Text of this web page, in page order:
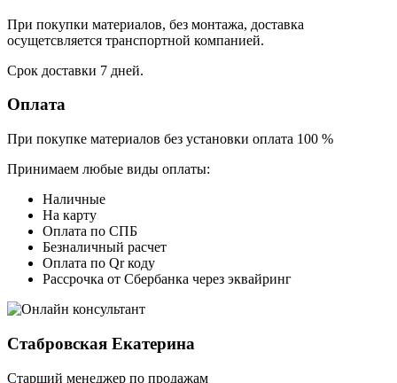
При покупки материалов, без монтажа, доставка
осущетсвляется транспортной компанией.
Срок доставки 7 дней.
Оплата
При покупке материалов без установки оплата 100 %
Принимаем любые виды оплаты:
Наличные
На карту
Оплата по СПБ
Безналичный расчет
Оплата по Qr коду
Рассрочка от Сбербанка через эквайринг
Стабровская Екатерина
Старший менеджер по продажам